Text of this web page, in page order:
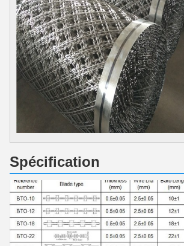
Spécification